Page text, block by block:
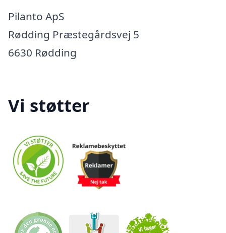
Pilanto ApS
Rødding Præstegårdsvej 5
6630 Rødding
Vi støtter